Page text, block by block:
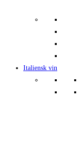
Italiensk vin